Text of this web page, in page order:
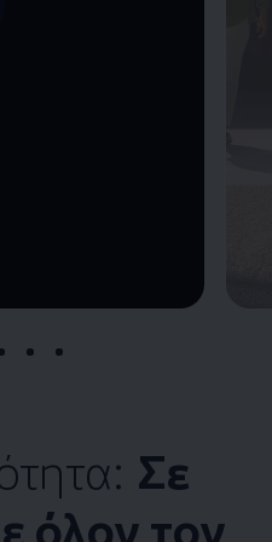
Remaining time, --:--
Σε
όλον τον